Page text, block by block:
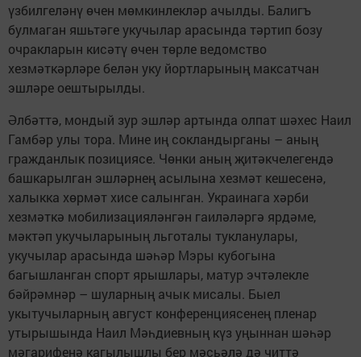
үзбилгеләнү өчен мөмкинлекләр ачылды. Балигъ
булмаган яшьтәге укучылар арасында тәртип бозу
очракларын кисәтү өчен төрле ведомство
хезмәткәрләре белән уку йортларының максатчан
эшләре оештырылды.
Әлбәттә, мондый зур эшләр артында олпат шәхес Наил
Гамбәр улы тора. Мине иң сокландырганы – аның
гражданлык позициясе. Чөнки аның җитәкчелегендә
башкарылган эшләрнең асылына хезмәт кешесенә,
халыкка хөрмәт хисе салынган. Украинага хәрби
хезмәткә мобилизацияләнгән гаиләләргә ярдәме,
мәктәп укучыларының льготалы тукланулары,
укучылар арасында шәһәр Мэры кубогына
багышланган спорт ярышлары, матур эчтәлекле
бәйрәмнәр – шуларның ачык мисалы. Быел
укытучыларның август конференциясенең пленар
утырышында Наил Мәһдиевның күз уңыннан шәһәр
мәгарифенә кагылышлы бер мәсьәлә дә читтә